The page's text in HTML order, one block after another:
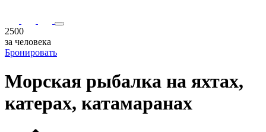
2500
за человека
Бронировать
Морская рыбалка на яхтах,
катерах, катамаранах